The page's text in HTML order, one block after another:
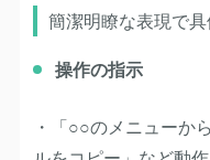
簡潔明瞭な表現で
操作の指示
・「○○のメニュー